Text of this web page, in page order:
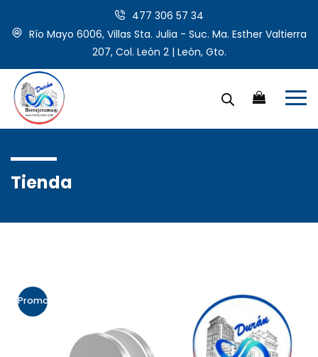
477 306 57 34
Río Mayo 6006, Villas Sta. Julia - Suc. Ma. Esther Valtierra
207, Col. León 2 | León, Gto.
Tienda
Promo!